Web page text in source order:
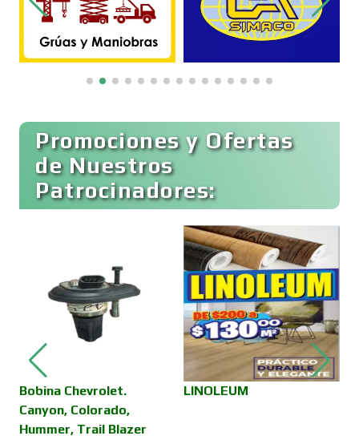
Bordados y Estampados
Cafeterías
Cámaras de Comercio
Cancelería de Aluminio
Promociones y Ofertas
de Nuestros
Patrocinadores:
Bobina Chevrolet.
Canyon, Colorado,
Hummer, Trail Blazer
LINOLEUM